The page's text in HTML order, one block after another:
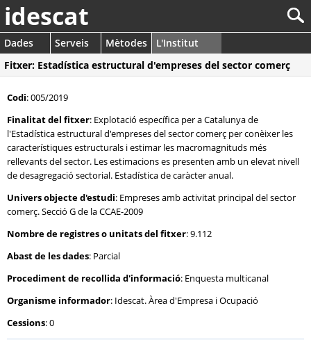
idescat
Dades Serveis Mètodes
L'Institut
Fitxer: Estadística estructural d'empreses del sector comerç
Codi: 005/2019
Finalitat del fitxer: Explotació específica per a Catalunya de
l'Estadística estructural d'empreses del sector comerç per conèixer les
característiques estructurals i estimar les macromagnituds més
rellevants del sector. Les estimacions es presenten amb un elevat nivell
de desagregació sectorial. Estadística de caràcter anual.
Univers objecte d'estudi: Empreses amb activitat principal del sector
comerç. Secció G de la CCAE-2009
Nombre de registres o unitats del fitxer: 9.112
Abast de les dades: Parcial
Procediment de recollida d'informació: Enquesta multicanal
Organisme informador: Idescat. Àrea d'Empresa i Ocupació
Cessions: 0